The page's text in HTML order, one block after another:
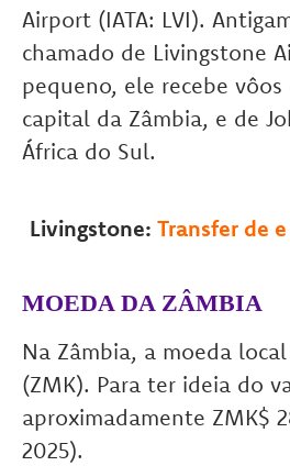
Airport (IATA: LVI).
chamado de Livingstone
pequeno, ele recebe vôos
capital da Zâmbia, e de
África do Sul.
Livingstone: Transfer de
MOEDA DA ZÂMBIA
Na Zâmbia, a moeda
(ZMK). Para ter ideia do
aproximadamente ZMK$
2025).